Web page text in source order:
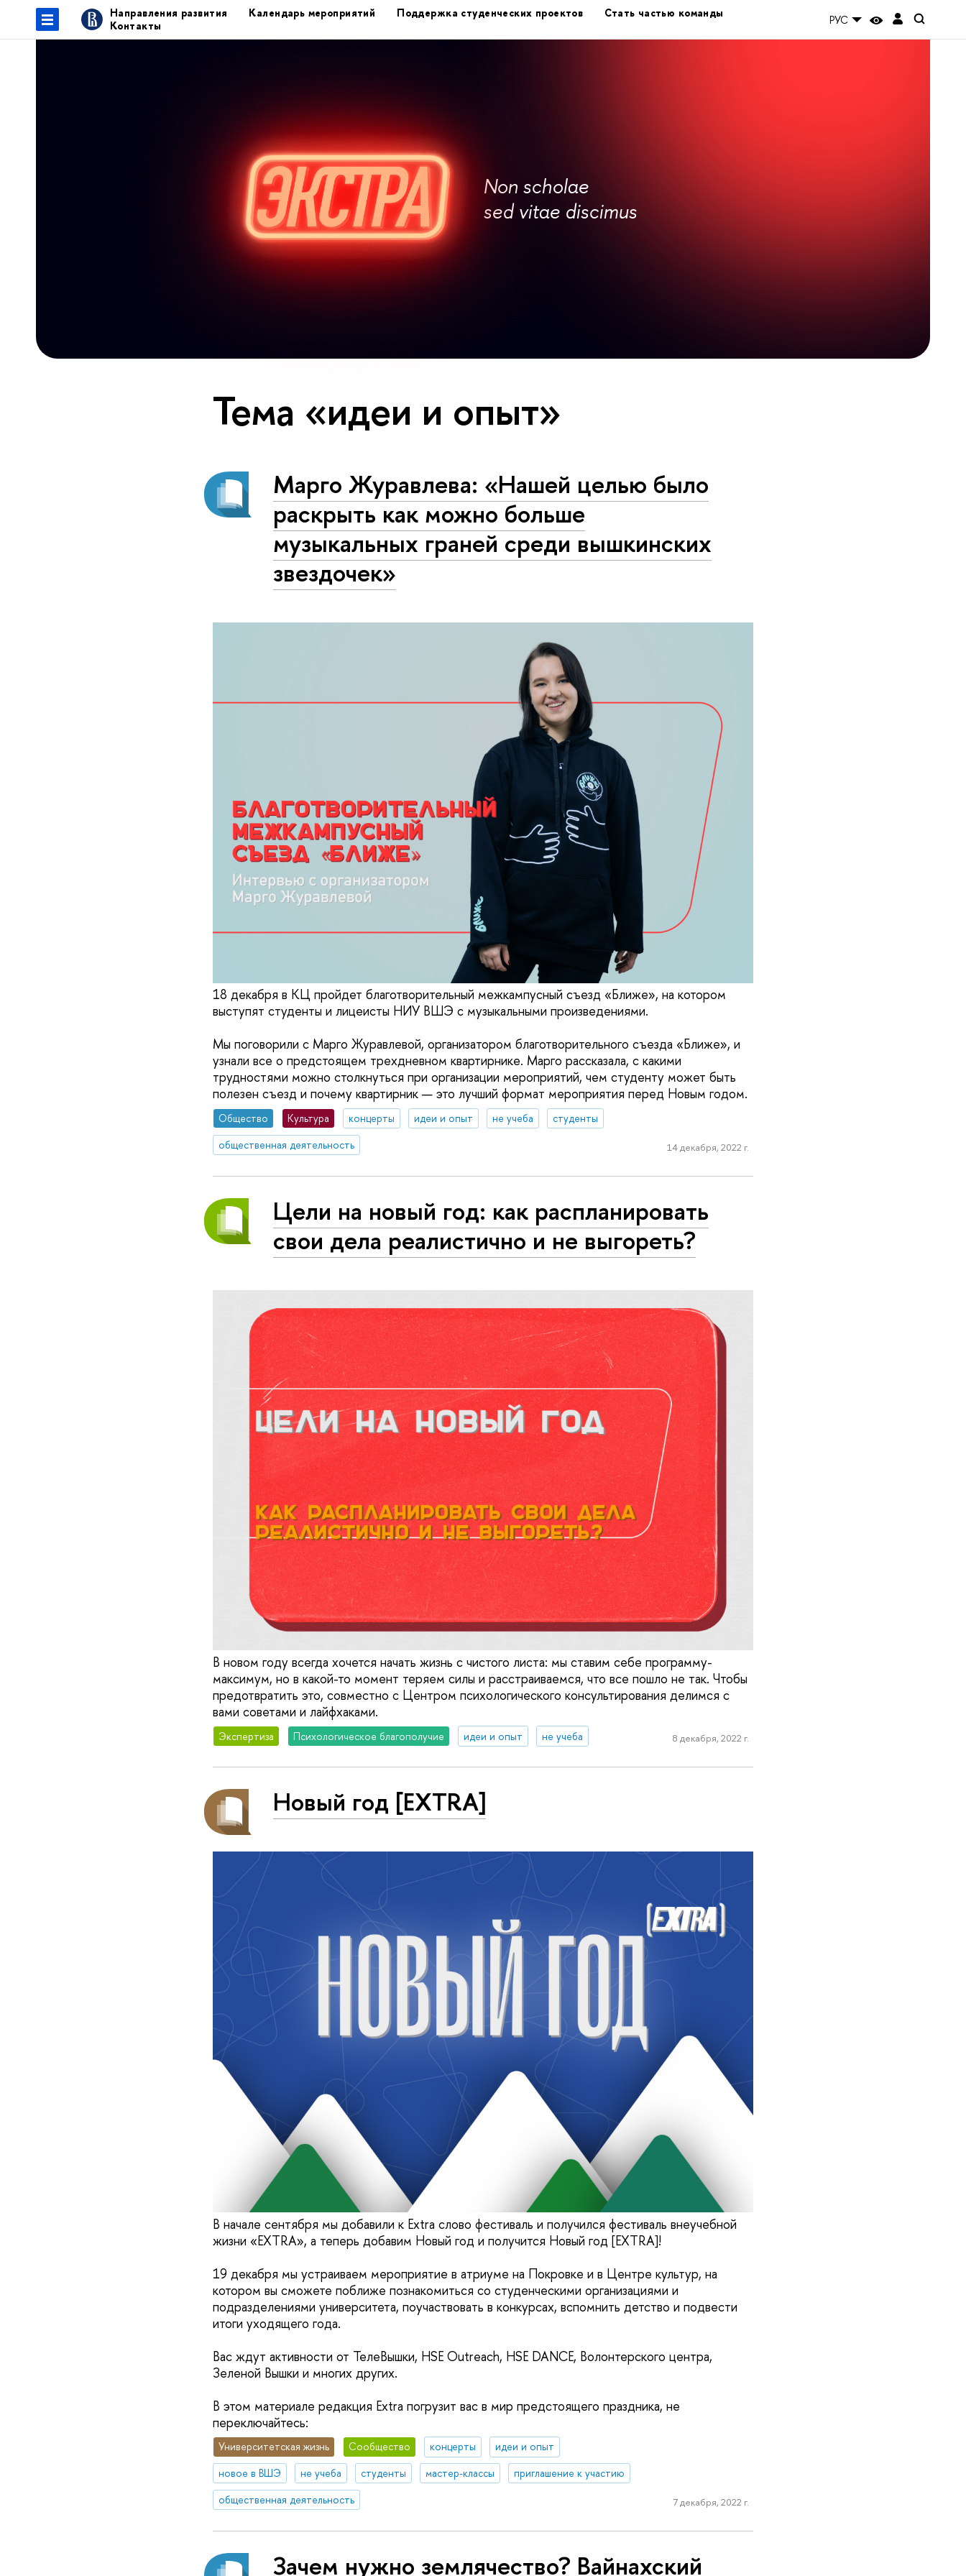
Направления развития Календарь мероприятий Поддержка студенческих проектов
Стать частью команды
Контакты
РУС
Non scholae
sed vitae discimus
Тема «идеи и опыт»
Марго Журавлева: «Нашей целью было
раскрыть как можно больше
музыкальных граней среди вышкинских
звездочек»
18 декабря в КЦ пройдет благотворительный межкампусный съезд «Ближе», на котором
выступят студенты и лицеисты НИУ ВШЭ с музыкальными произведениями.
Мы поговорили с Марго Журавлевой, организатором благотворительного съезда «Ближе», и
узнали все о предстоящем трехдневном квартирнике. Марго рассказала, с какими
трудностями можно столкнуться при организации мероприятий, чем студенту может быть
полезен съезд и почему квартирник — это лучший формат мероприятия перед Новым годом.
Общество Культура концерты идеи и опыт не учеба
студенты
общественная деятельность
14 декабря, 2022 г.
Цели на новый год: как распланировать
свои дела реалистично и не выгореть?
В новом году всегда хочется начать жизнь с чистого листа: мы ставим себе программу-
максимум, но в какой-то момент теряем силы и расстраиваемся, что все пошло не так. Чтобы
предотвратить это, совместно с Центром психологического консультирования делимся с
вами советами и лайфхаками.
Экспертиза Психологическое благополучие идеи и опыт не учеба 8 декабря, 2022 г.
Новый год [EXTRA]
В начале сентября мы добавили к Extra слово фестиваль и получился фестиваль внеучебной
жизни «EXTRA», а теперь добавим Новый год и получится Новый год [EXTRA]!
19 декабря мы устраиваем мероприятие в атриуме на Покровке и в Центре культур, на
котором вы сможете поближе познакомиться со студенческими организациями и
подразделениями университета, поучаствовать в конкурсах, вспомнить детство и подвести
итоги уходящего года.
Вас ждут активности от ТелеВышки, HSE Outreach, HSE DANCE, Волонтерского центра,
Зеленой Вышки и многих других.
В этом материале редакция Extra погрузит вас в мир предстоящего праздника, не
переключайтесь:
Университетская жизнь Сообщество концерты
идеи и опыт
новое в ВШЭ
не учеба студенты мастер-классы
приглашение к участию
общественная деятельность
7 декабря, 2022 г.
Зачем нужно землячество? Вайнахский